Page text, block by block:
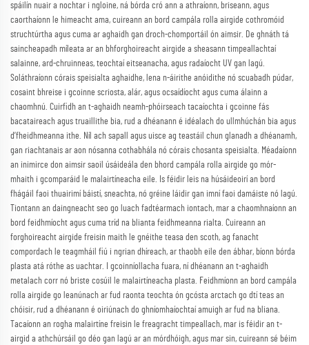
spáilín nuair a nochtar i ngloine, ná bórda cró ann a athraíonn, briseann, agus
caorthaíonn le himeacht ama, cuireann an bord campála rolla airgide cothromóid
struchtúrtha agus cuma ar aghaidh gan droch-chomportáil ón aimsir. De ghnáth tá
saincheapadh míleata ar an bhforghoireacht airgide a sheasann timpeallachtaí
salainne, ard-chruinneas, teochtaí eitseanacha, agus radaíocht UV gan lagú.
Soláthraíonn córais speisialta aghaidhe, lena n-áirithe anóidithe nó scuabadh púdar,
cosaint bhreise i gcoinne scriosta, alár, agus ocsaídíocht agus cuma álainn a
chaomhnú. Cuirfidh an t-aghaidh neamh-phóirseach tacaíochta i gcoinne fás
bacataireach agus truaillithe bia, rud a dhéanann é idéalach do ullmhúchán bia agus
d’fheidhmeanna ithe. Níl ach sapall agus uisce ag teastáil chun glanadh a dhéanamh,
gan riachtanais ar aon nósanna cothabhála nó córais chosanta speisialta. Méadaíonn
an inimirce don aimsir saoil úsáideála den bhord campála rolla airgide go mór-
mhaith i gcomparáid le malairtíneacha eile. Is féidir leis na húsáideoirí an bord
fhágáil faoi thuairimí báistí, sneachta, nó gréine láidir gan imní faoi damáiste nó lagú.
Tiontann an daingneacht seo go luach fadtéarmach iontach, mar a chaomhnaíonn an
bord feidhmíocht agus cuma tríd na blianta feidhmeanna rialta. Cuireann an
forghoireacht airgide freisin maith le gnéithe teasa den scoth, ag fanacht
compordach le teagmháil fiú i ngrian dhíreach, ar thaobh eile den ábhar, bíonn bórda
plasta atá róthe as uachtar. I gcoinníollacha fuara, ní dhéanann an t-aghaidh
metalach corr nó briste cosúil le malairtíneacha plasta. Feidhmíonn an bord campála
rolla airgide go leanúnach ar fud raonta teochta ón gcósta arctach go dtí teas an
chóisir, rud a dhéanann é oiriúnach do ghníomhaíochtaí amuigh ar fud na bliana.
Tacaíonn an rogha malairtíne freisin le freagracht timpeallach, mar is féidir an t-
airgid a athchúrsáil go déo gan lagú ar an mórdhóigh, agus mar sin, cuireann sé béim